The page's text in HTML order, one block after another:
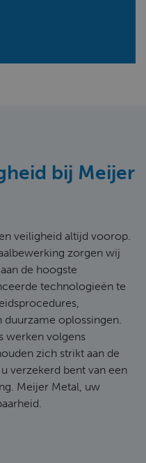
bij Meijer
veiligheid altijd voorop.
zorgen wij
de hoogste
technologieën te
oplossingen.
werken volgens
zich strikt aan de
verzekerd bent van een
Meijer Metal, uw